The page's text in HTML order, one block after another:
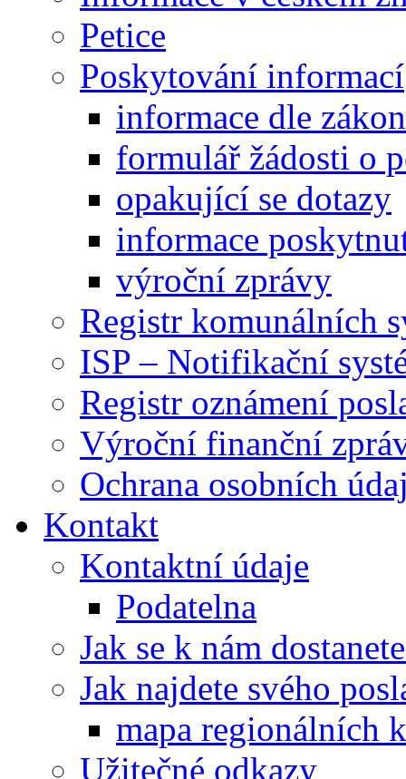
Petice
Poskytování informací
informace dle
formulář žádosti o
opakující se dotazy
informace
výroční zprávy
Registr komunálních
ISP – Notifikační
Registr oznámení
Výroční finanční
Ochrana osobních
Kontakt
Kontaktní údaje
Podatelna
Jak se k nám
Jak najdete svého
mapa regionálních
Užitečné odkazy